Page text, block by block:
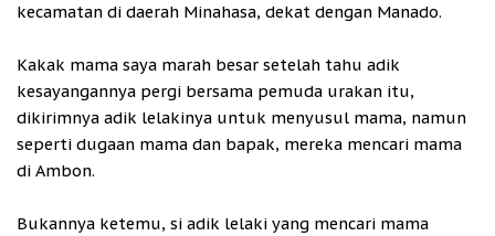
kecamatan di daerah Minahasa, dekat dengan Manado.
Kakak mama saya marah besar setelah tahu adik
kesayangannya pergi bersama pemuda urakan itu,
dikirimnya adik lelakinya untuk menyusul mama, namun
seperti dugaan mama dan bapak, mereka mencari mama
di Ambon.
Bukannya ketemu, si adik lelaki yang mencari mama